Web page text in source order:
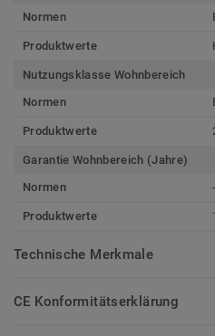
Normen
Produktwerte
Nutzungsklasse Wohnbereich
Normen
Produktwerte
Garantie Wohnbereich (Jahre)
Normen
-
Produktwerte
Technische Merkmale
CE Konformitätserklärung